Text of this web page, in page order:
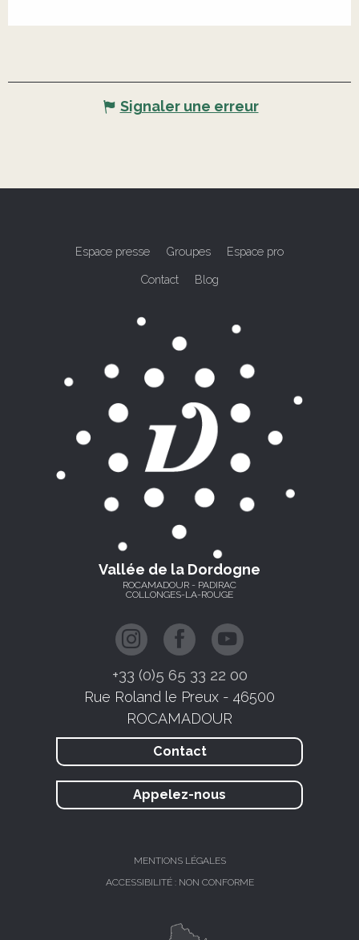
Signaler une erreur
Espace presse Groupes Espace pro
Contact Blog
Vallée de la Dordogne
ROCAMADOUR - PADIRAC
COLLONGES-LA-ROUGE
+33 (0)5 65 33 22 00
Rue Roland le Preux - 46500
ROCAMADOUR
Contact
Appelez-nous
MENTIONS LÉGALES
ACCESSIBILITÉ : NON CONFORME